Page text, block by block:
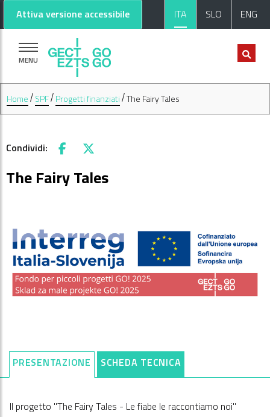
Attiva versione accessibile ITA SLO ENG
MENU
Home SPF Progetti finanziati The Fairy Tales
Condividi: Facebook
X
The Fairy Tales
PRESENTAZIONE SCHEDA TECNICA
Il progetto "The Fairy Tales - Le fiabe le raccontiamo noi"